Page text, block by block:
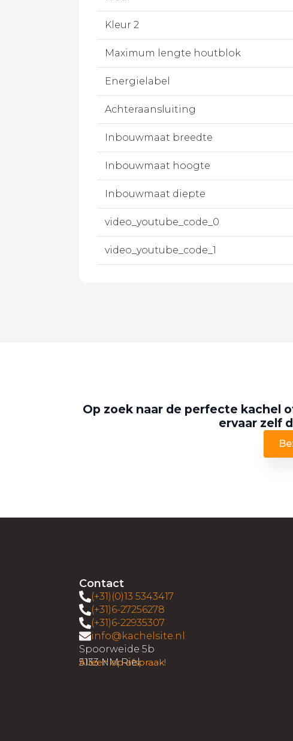
Kleur 2
Maximum lengte houtblok
Energielabel
Achteraansluiting
Inbouwmaat breedte
Inbouwmaat hoogte
Inbouwmaat diepte
video_youtube_code_0
video_youtube_code_1
Op zoek naar de perfecte kachel
ervaar zelf
Contact
(+31)(0)13 5343417
(+31)6-27256278
(+31)6-22935307
info@kachelsite.nl
Spoorweide 5b
5133 NM Riel
Alleen op afspraak!